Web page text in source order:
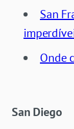
San
Onde
San Diego